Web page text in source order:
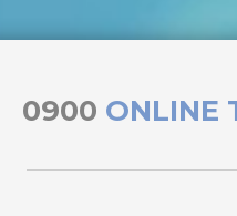
0900 ONLINE